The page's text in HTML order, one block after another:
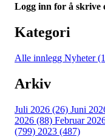
Logg inn for å skrive
Kategori
Alle innlegg Nyheter
Arkiv
Juli 2026 (26) Juni
2026 (88) Februar
(799) 2023 (487)